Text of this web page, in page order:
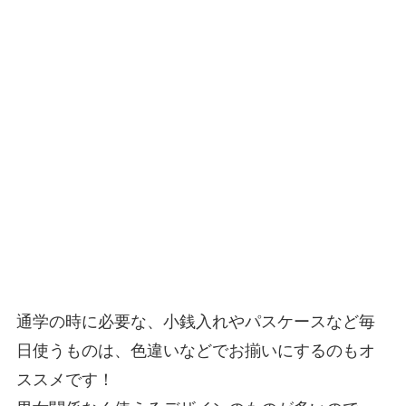
通学の時に必要な、小銭入れやパスケースなど毎
日使うものは、色違いなどでお揃いにするのもオ
ススメです！